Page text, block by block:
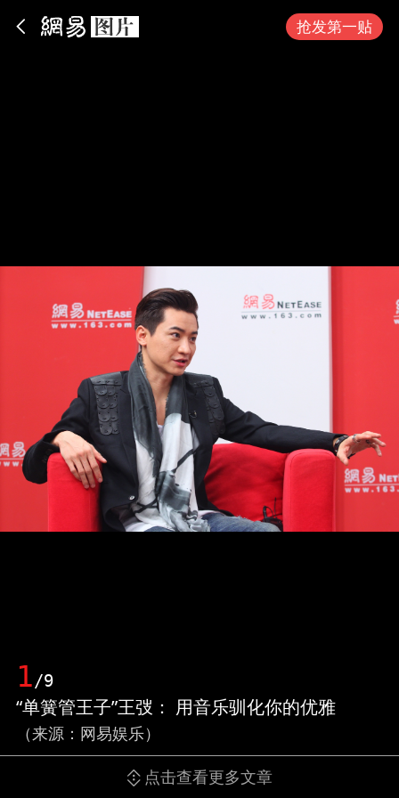
抢发第一贴
1/9
“单簧管王子”王弢： 用音乐驯化你的优雅
（来源：网易娱乐）
点击查看更多文章